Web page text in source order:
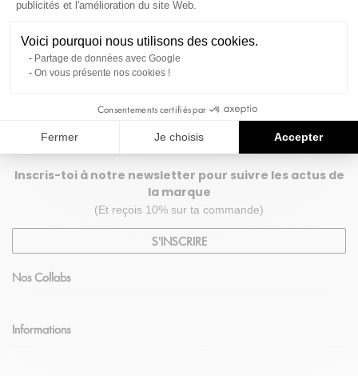
Port offert dès 69€ d'achat
Inscris-toi à notre newsletter pour suivre les actus de
la marque
(Et reçois 10% sur ta commande)
S'INSCRIRE
Nos Collabs
Informations
publicités et l'amélioration du site Web.
Voici pourquoi nous utilisons des cookies.
Partage de données avec Google
On vous présente nos cookies !
Consentements certifiés par
Fermer Je choisis Accepter